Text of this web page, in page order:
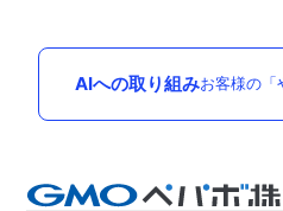
AIへの取り組みお客様の「